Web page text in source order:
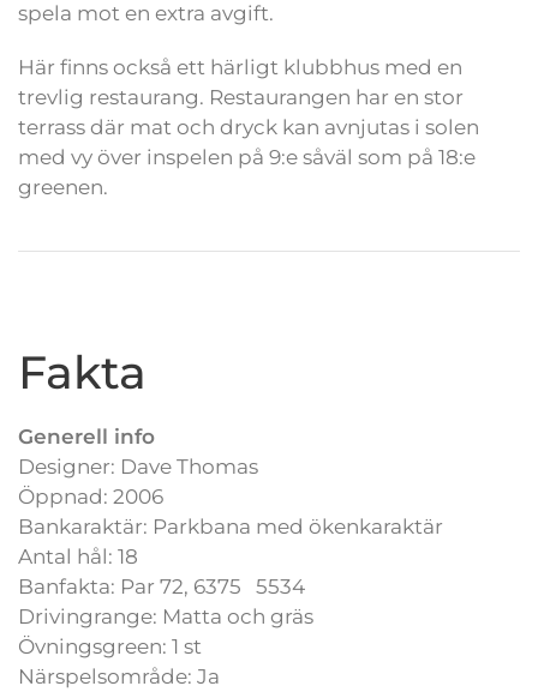
spela mot en extra avgift.
Här finns också ett härligt klubbhus med en
trevlig restaurang. Restaurangen har en stor
terrass där mat och dryck kan avnjutas i solen
med vy över inspelen på 9:e såväl som på 18:e
greenen.
Fakta
Generell info
Designer: Dave Thomas
Öppnad: 2006
Bankaraktär: Parkbana med ökenkaraktär
Antal hål: 18
Banfakta: Par 72, 6375 5534
Drivingrange: Matta och gräs
Övningsgreen: 1 st
Närspelsområde: Ja